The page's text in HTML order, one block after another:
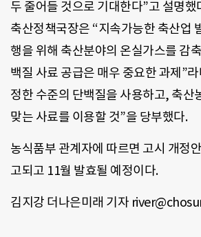
두 줄어들 것으로 기대한다”고 설명했
축산정책국장은 “지속가능한 축산업
행을 위해 축산분야의 온실가스를 감
백질 사료 공급은 매우 중요한 과제”
정한 수준의 단백질을 사용하고, 축산
맞는 사료를 이용할 것”을 당부했다.
농식품부 관계자에 따르면 고시 개정
고되고 11월 발효될 예정이다.
김지강 더나은미래 기자